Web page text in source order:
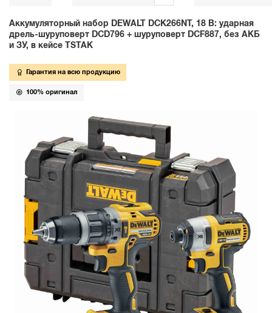
Аккумуляторный набор DEWALT DCK266NT, 18 В: ударная
дрель-шуруповерт DCD796 + шуруповерт DCF887, без АКБ
и ЗУ, в кейсе TSTAK
Гарантия на всю продукцию
100% оригинал